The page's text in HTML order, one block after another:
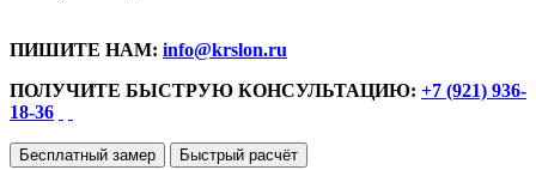
ПИШИТЕ НАМ: info@krslon.ru
ПОЛУЧИТЕ БЫСТРУЮ КОНСУЛЬТАЦИЮ: +7 (921) 936-
18-36
Бесплатный замер Быстрый расчёт